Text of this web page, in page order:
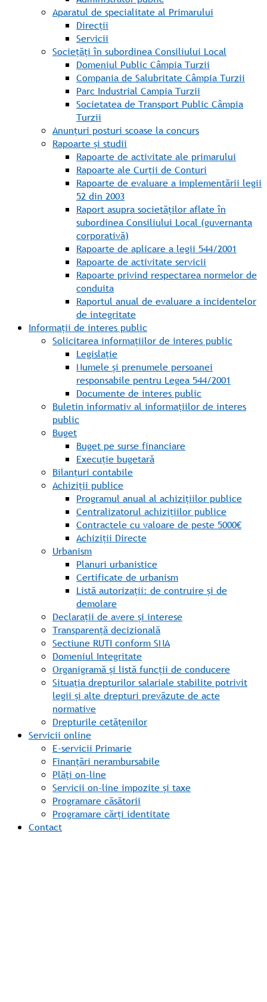
Aparatul de specialitate al Primarului
Direcții
Servicii
Sociețăți în subordinea Consiliului Local
Domeniul Public Câmpia Turzii
Compania de Salubritate Câmpia Turzii
Parc Industrial Campia Turzii
Societatea de Transport Public Câmpia
Turzii
Anunțuri posturi scoase la concurs
Rapoarte și studii
Rapoarte de activitate ale primarului
Rapoarte ale Curții de Conturi
Rapoarte de evaluare a implementării legii
52 din 2003
Raport asupra societăților aflate în
subordinea Consiliului Local (guvernanta
corporativă)
Rapoarte de aplicare a legii 544/2001
Rapoarte de activitate servicii
Rapoarte privind respectarea normelor de
conduita
Raportul anual de evaluare a incidentelor
de integritate
Informații de interes public
Solicitarea informațiilor de interes public
Legislație
Numele și prenumele persoanei
responsabile pentru Legea 544/2001
Documente de interes public
Buletin informativ al informațiilor de interes
public
Buget
Buget pe surse financiare
Execuție bugetară
Bilanțuri contabile
Achiziții publice
Programul anual al achizițiilor publice
Centralizatorul achizițiilor publice
Contractele cu valoare de peste 5000€
Achiziții Directe
Urbanism
Planuri urbanistice
Certificate de urbanism
Listă autorizații: de contruire și de
demolare
Declarații de avere și interese
Transparență decizională
Sectiune RUTI conform SNA
Domeniul Integritate
Organigramă și listă funcții de conducere
Situația drepturilor salariale stabilite potrivit
legii și alte drepturi prevăzute de acte
normative
Drepturile cetățenilor
Servicii online
E-servicii Primarie
Finanțări nerambursabile
Plăți on-line
Servicii on-line impozite și taxe
Programare căsătorii
Programare cărți identitate
Contact